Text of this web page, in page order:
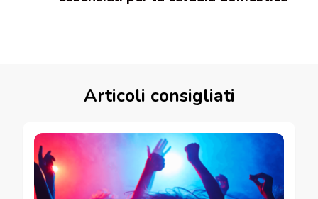
Articoli consigliati